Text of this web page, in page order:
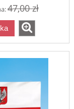
47,00 zł